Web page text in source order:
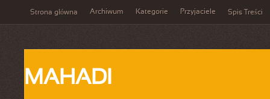
Strona główna Archiwum Kategorie Przyjaciele Spis Treści
MAHADI